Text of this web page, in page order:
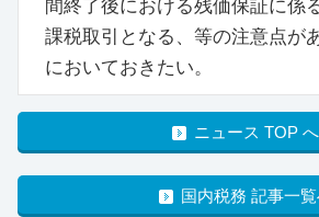
間終了後における残価保証に係
課税取引となる、等の注意点が
においておきたい。
ニュース TOP へ
国内税務 記事一